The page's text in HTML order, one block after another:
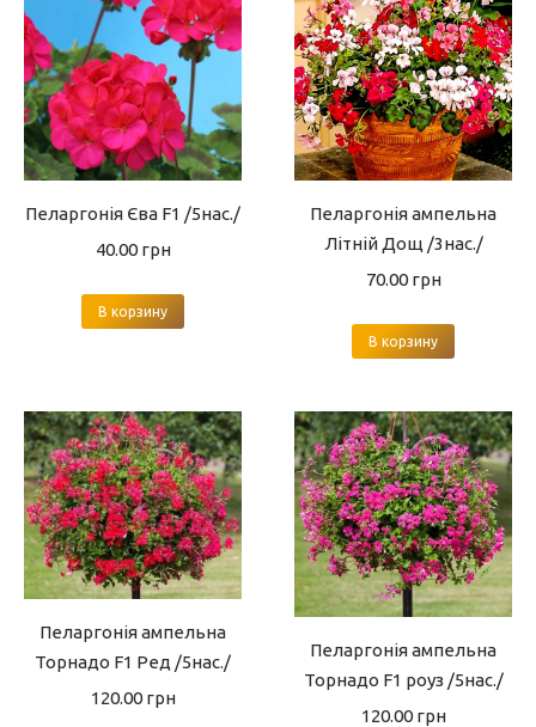
Пеларгонія Єва F1 /5нас./
40.00 грн
В корзину
Пеларгонія ампельна
Літній Дощ /3нас./
70.00 грн
В корзину
Пеларгонія ампельна
Торнадо F1 Ред /5нас./
120.00 грн
Пеларгонія ампельна
Торнадо F1 роуз /5нас./
120.00 грн